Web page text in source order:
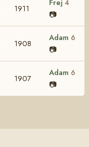
1911
Frej 4
📷
1908
Adam 6
📷
1907
Adam 6
📷